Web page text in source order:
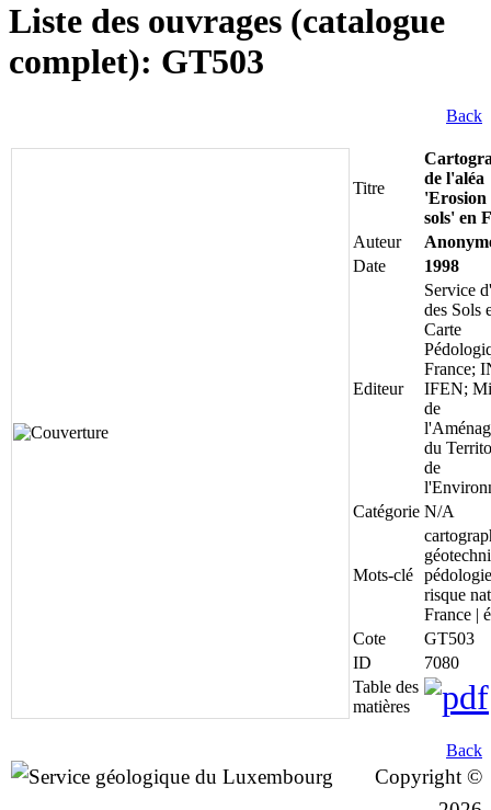
Liste des ouvrages (catalogue
complet): GT503
Back
Titre
de l'aléa
'Erosion
sols' en
Auteur
Date
1998
Editeur
Service
des Sols
Carte
France;
IFEN;
de
du
de
Catégorie N/A
Mots-clé
risque
France |
Cote
GT503
ID
7080
Table des
matières
Back
Copyright ©